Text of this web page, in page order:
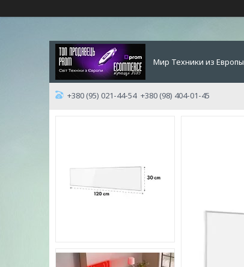
Мир Техники из Европы
+380 (95) 021-44-54 +380 (98) 404-01-45